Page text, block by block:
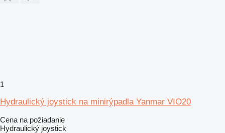
1
Hydraulický joystick na minirýpadla Yanmar VIO20
Cena na požiadanie
Hydraulický joystick